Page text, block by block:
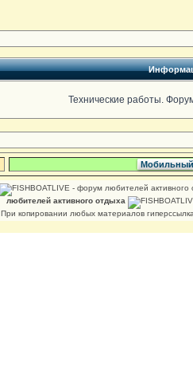
Технические работы.
любителей активного отдыха
При копировании любых материалов